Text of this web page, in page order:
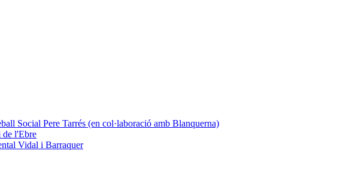
Social Pere Tarrés (en col·laboració amb Blanquerna)
de l'Ebre
Vidal i Barraquer